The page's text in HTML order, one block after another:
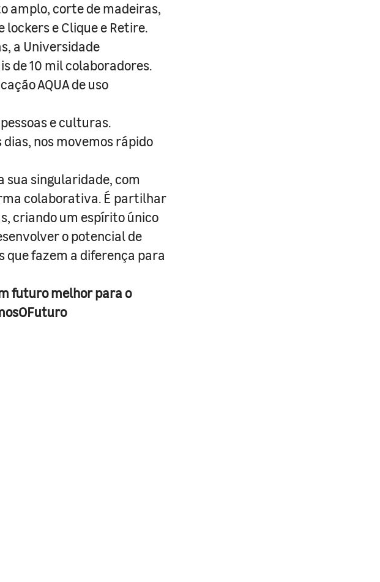
amplo, corte de madeiras,
e Clique e Retire.
a Universidade
de 10 mil colaboradores.
AQUA de uso
e culturas.
nos movemos rápido
sua singularidade, com
colaborativa. É partilhar
criando um espírito único
o potencial de
fazem a diferença para
futuro melhor para o